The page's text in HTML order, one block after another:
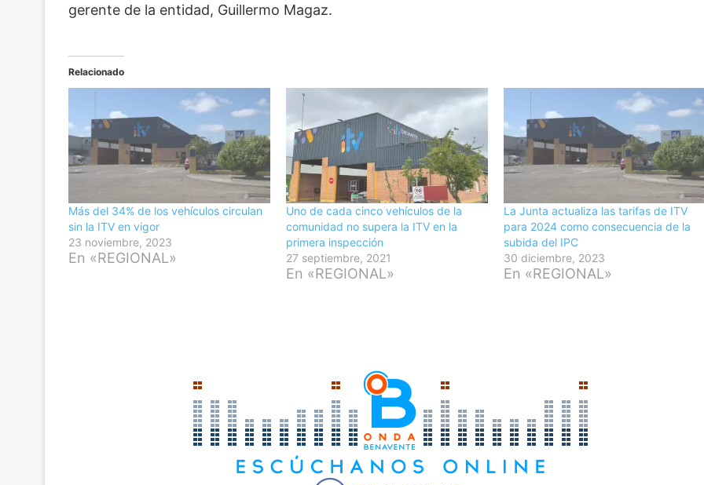
gerente de la entidad, Guillermo Magaz.
Relacionado
Más del 34% de los vehículos circulan
sin la ITV en vigor
23 noviembre, 2023
En «REGIONAL»
Uno de cada cinco vehículos de la
comunidad no supera la ITV en la
primera inspección
27 septiembre, 2021
En «REGIONAL»
La Junta actualiza las tarifas de ITV
para 2024 como consecuencia de la
subida del IPC
30 diciembre, 2023
En «REGIONAL»